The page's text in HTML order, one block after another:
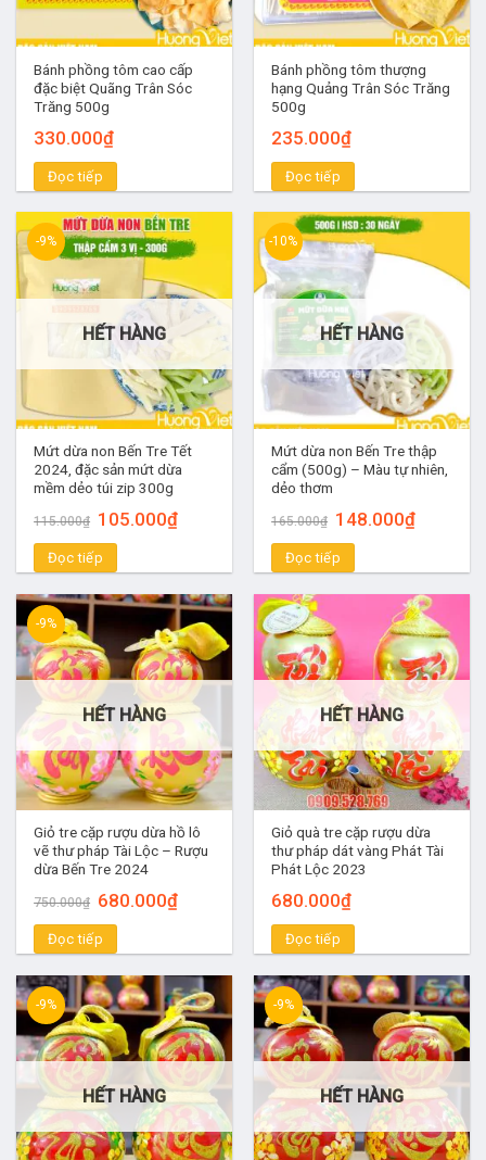
Bánh phồng tôm cao cấp
đặc biệt Quãng Trân Sóc
Trăng 500g
330.000₫
Đọc tiếp
Bánh phồng tôm thượng
hạng Quảng Trân Sóc Trăng
500g
235.000₫
Đọc tiếp
-9%
HẾT HÀNG
Mứt dừa non Bến Tre Tết
2024, đặc sản mứt dừa
mềm dẻo túi zip 300g
115.000₫ Giá
gốc
là:
115.000₫.
105.000₫Giá
hiện
105.000₫.
Đọc tiếp
-10%
HẾT HÀNG
Mứt dừa non Bến Tre thập
cẩm (500g) – Màu tự nhiên,
dẻo thơm
165.000₫ Giá
gốc
là:
165.000₫.
148.000₫Giá
hiện
148.000₫.
Đọc tiếp
-9%
HẾT HÀNG
Giỏ tre cặp rượu dừa hồ lô
vẽ thư pháp Tài Lộc – Rượu
dừa Bến Tre 2024
750.000₫ Giá
gốc
là:
750.000₫.
680.000₫Giá
hiện
680.000₫.
Đọc tiếp
HẾT HÀNG
Giỏ quà tre cặp rượu dừa
thư pháp dát vàng Phát Tài
Phát Lộc 2023
680.000₫
Đọc tiếp
-9%
HẾT HÀNG
-9%
HẾT HÀNG